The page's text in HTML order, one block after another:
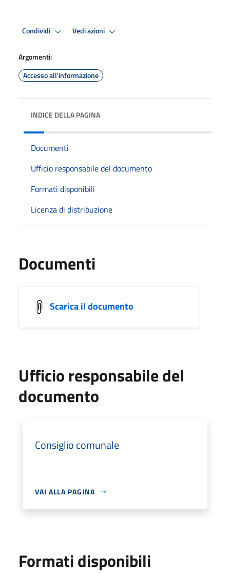
Condividi Vedi azioni
Argomenti:
Accesso all'informazione
INDICE DELLA PAGINA
Documenti
Ufficio responsabile del documento
Formati disponibili
Licenza di distribuzione
Documenti
Scarica il documento
Ufficio responsabile del
documento
Consiglio comunale
VAI ALLA PAGINA
Formati disponibili